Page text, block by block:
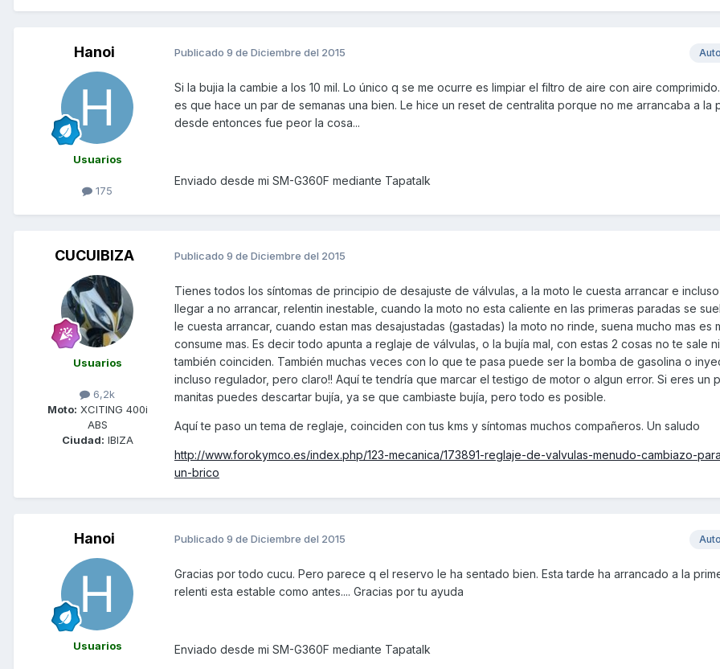
Hanoi
Usuarios
175
Publicado 9 de Diciembre del 2015
Si la bujia la cambie a los 10 mil. Lo único q se me ocurre es limpiar el filtro de aire con aire
es que hace un par de semanas una bien. Le hice un reset de centralita porque no me arrancaba a la
desde entonces fue peor la cosa...
Enviado desde mi SM-G360F mediante Tapatalk
CUCUIBIZA
Usuarios
6,2k
Moto: XCITING 400i
ABS
Ciudad: IBIZA
Publicado 9 de Diciembre del 2015
Tienes todos los síntomas de principio de desajuste de válvulas, a la moto le cuesta arrancar e
llegar a no arrancar, relentin inestable, cuando la moto no esta caliente en las primeras paradas se
le cuesta arrancar, cuando estan mas desajustadas (gastadas) la moto no rinde, suena mucho mas es
consume mas. Es decir todo apunta a reglaje de válvulas, o la bujía mal, con estas 2 cosas no te sale
también coinciden. También muchas veces con lo que te pasa puede ser la bomba de gasolina o
incluso regulador, pero claro!! Aquí te tendría que marcar el testigo de motor o algun error. Si eres un
manitas puedes descartar bujía, ya se que cambiaste bujía, pero todo es posible.
Aquí te paso un tema de reglaje, coinciden con tus kms y síntomas muchos compañeros. Un saludo
http://www.forokymco.es/index.php/123-mecanica/173891-reglaje-de-valvulas-menudo-cambiazo-
un-brico
Hanoi
Usuarios
Publicado 9 de Diciembre del 2015
Gracias por todo cucu. Pero parece q el reservo le ha sentado bien. Esta tarde ha arrancado a la
relenti esta estable como antes.... Gracias por tu ayuda
Enviado desde mi SM-G360F mediante Tapatalk